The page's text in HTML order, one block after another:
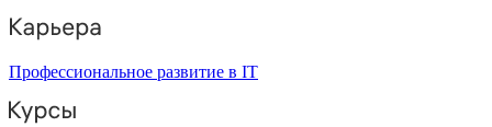
Профессиональное развитие в IT